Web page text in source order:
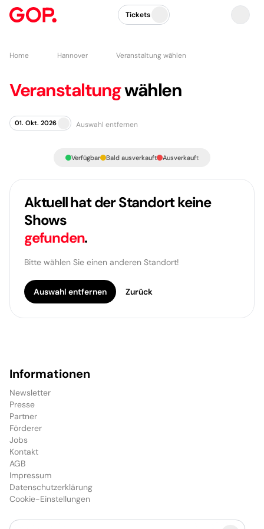
Tickets
Veranstaltung wählen
Hannover
Home
Veranstaltungwählen
01. Okt. 2026 Auswahl entfernen
Verfügbar Bald ausverkauft Ausverkauft
Aktuell hat der Standort keine
Shows
gefunden.
Bitte wählen Sie einen anderen Standort!
Auswahl entfernen Zurück
Informationen
Newsletter
Presse
Partner
Förderer
Jobs
Kontakt
AGB
Impressum
Datenschutzerklärung
Cookie-Einstellungen